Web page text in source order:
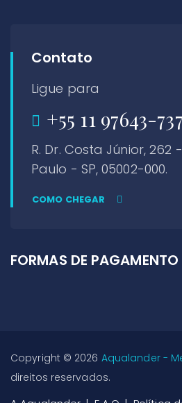
Contato
Ligue para
+55 11 97643-
R. Dr. Costa Júnior, 262
Paulo - SP, 05002-000.
COMO CHEGAR
FORMAS DE PAGAMENTO
Copyright © 2026 Aqualander -
direitos reservados.